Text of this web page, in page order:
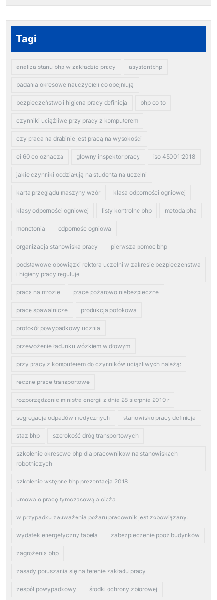
Tagi
analiza stanu bhp w zakładzie pracy asystentbhp
badania okresowe nauczycieli co obejmują
bezpieczeństwo i higiena pracy definicja bhp co to
czynniki uciążliwe przy pracy z komputerem
czy praca na drabinie jest pracą na wysokości
ei 60 co oznacza glowny inspektor pracy iso 45001:2018
jakie czynniki oddziałują na studenta na uczelni
karta przeglądu maszyny wzór klasa odporności ogniowej
klasy odporności ogniowej listy kontrolne bhp metoda pha
monotonia odpornośc ogniowa
organizacja stanowiska pracy pierwsza pomoc bhp
podstawowe obowiązki rektora uczelni w zakresie bezpieczeństwa
i higieny pracy reguluje
praca na mrozie prace pożarowo niebezpieczne
prace spawalnicze produkcja potokowa
protokół powypadkowy ucznia
przewożenie ładunku wózkiem widłowym
przy pracy z komputerem do czynników uciążliwych należą:
reczne prace transportowe
rozporządzenie ministra energii z dnia 28 sierpnia 2019 r
segregacja odpadów medycznych stanowisko pracy definicja
staz bhp szerokość dróg transportowych
szkolenie okresowe bhp dla pracowników na stanowiskach
robotniczych
szkolenie wstępne bhp prezentacja 2018
umowa o pracę tymczasową a ciąża
w przypadku zauważenia pożaru pracownik jest zobowiązany:
wydatek energetyczny tabela zabezpieczenie ppoż budynków
zagrożenia bhp
zasady poruszania się na terenie zakładu pracy
zespół powypadkowy środki ochrony zbiorowej